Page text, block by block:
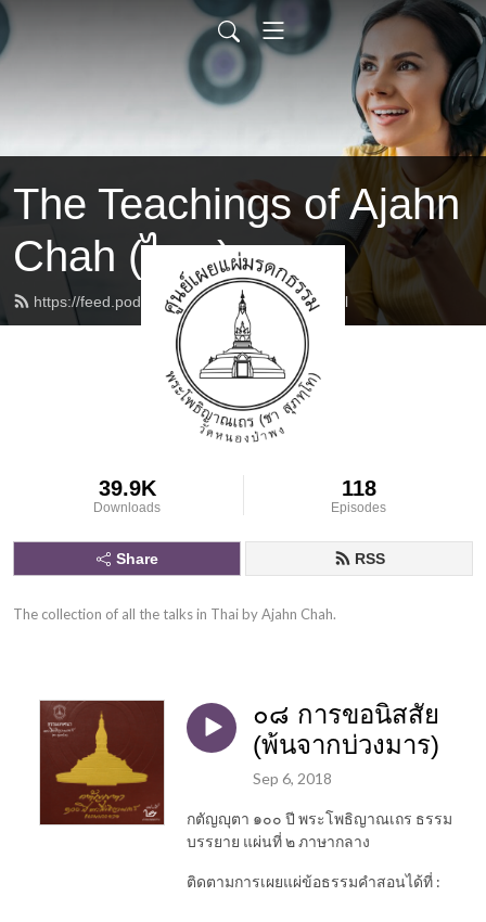
The Teachings of Ajahn
Chah (ไทย)
https://feed.podbean.com/ajahnchah/feed.xml
39.9K
Downloads
118
Episodes
Share RSS
The collection of all the talks in Thai by Ajahn Chah.
๐๘ การขอนิสสัย​
(พ้นจาก​บ่วง​มาร​)
Sep 6, 2018
กตัญญุตา ๑๐๐ ปี พระโพธิญาณเถร ธรรม
บรรยาย แผ่นที่ ๒ ภาษากลาง
ติดตามการเผยแผ่ข้อธรรมคำสอนได้ที่ :